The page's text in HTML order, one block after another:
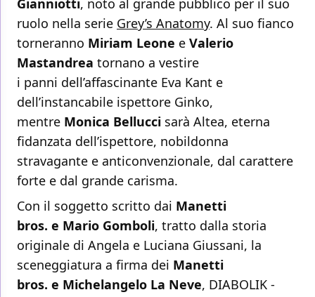
Gianniotti, noto al grande pubblico per il suo
ruolo nella serie Grey’s Anatomy. Al suo fianco
torneranno Miriam Leone e Valerio
Mastandrea tornano a vestire
i panni dell’affascinante Eva Kant e
dell’instancabile ispettore Ginko,
mentre Monica Bellucci sarà Altea, eterna
fidanzata dell’ispettore, nobildonna
stravagante e anticonvenzionale, dal carattere
forte e dal grande carisma.
Con il soggetto scritto dai Manetti
bros. e Mario Gomboli, tratto dalla storia
originale di Angela e Luciana Giussani, la
sceneggiatura a firma dei Manetti
bros. e Michelangelo La Neve, DIABOLIK -